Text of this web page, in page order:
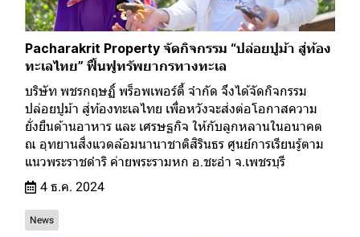
Pacharakrit Property จัดกิจกรรม “ปล่อยปูม้า สู่ท้อง
ทะเลไทย” ฟื้นฟูทรัพยากรทางทะเล
บริษัท พชรกฤษฏิ์ พร็อพเพอร์ตี้ จำกัด จึงได้จัดกิจกรรม
ปล่อยปูม้า สู่ท้องทะเลไทย เพื่อหวังจะส่งต่อโอกาสความ
ยั่งยืนด้านอาหาร และ เศรษฐกิจ ให้กับลูกหลานในอนาคต
ณ อุทยานสิ่งแวดล้อมนานาชาติสิรินธร ศูนย์การเรียนรู้ตาม
แนวพระราชดำริ ค่ายพระรามหก อ.ชะอำ จ.เพชรบุรี
4 ธ.ค. 2024
News